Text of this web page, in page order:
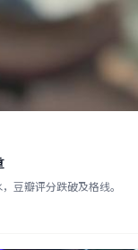
豆瓣评分跌破及格线。